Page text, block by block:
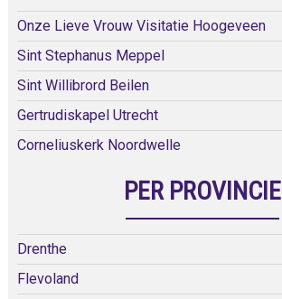
Onze Lieve Vrouw Visitatie Hoogeveen
Sint Stephanus Meppel
Sint Willibrord Beilen
Gertrudiskapel Utrecht
Corneliuskerk Noordwelle
PER PROVINCIE
Drenthe
Flevoland